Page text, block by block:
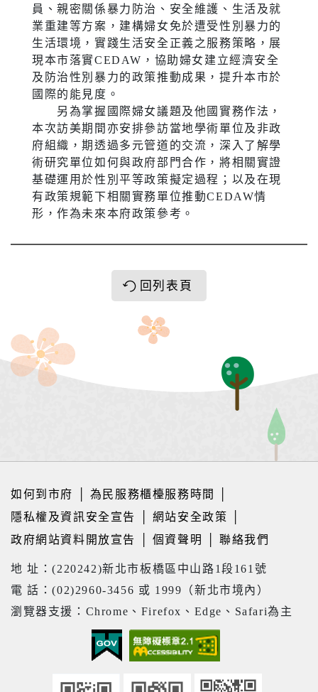
員、親密關係暴力防治、安全維護、生活及就
業重建等方案，建構婦女免於遭受性別暴力的
生活環境，實踐生活安全正義之服務策略，展
現本市落實CEDAW，協助婦女建立經濟安全
及防治性別暴力的政策推動成果，提升本市於
國際的能見度。
另為掌握國際婦女議題及他國實務作法，
本次訪美期間亦安排參訪當地學術單位及非政
府組織，期透過多元管道的交流，深入了解學
術研究單位如何與政府部門合作，將相關實證
基礎運用於性別平等政策擬定過程；以及在現
有政策規範下相關實務單位推動CEDAW情
形，作為未來本府政策參考。
回列表頁
如何到市府 為民服務櫃檯服務時間
隱私權及資訊安全宣告
網站安全政策
政府網站資料開放宣告
個資聲明 │聯絡我們
地 址：(220242)新北市板橋區中山路1段161號
電 話：(02)2960-3456 或 1999（新北市境內）
瀏覽器支援：Chrome、Firefox、Edge、Safari為主